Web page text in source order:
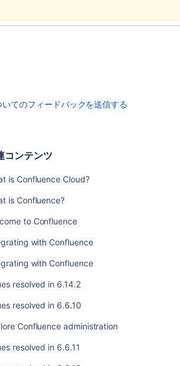
いてのフィードバックを送信する
コンテンツ
is Confluence Cloud?
is Confluence?
to Confluence
with Confluence
with Confluence
resolved in 6.14.2
resolved in 6.6.10
Confluence administration
resolved in 6.6.11